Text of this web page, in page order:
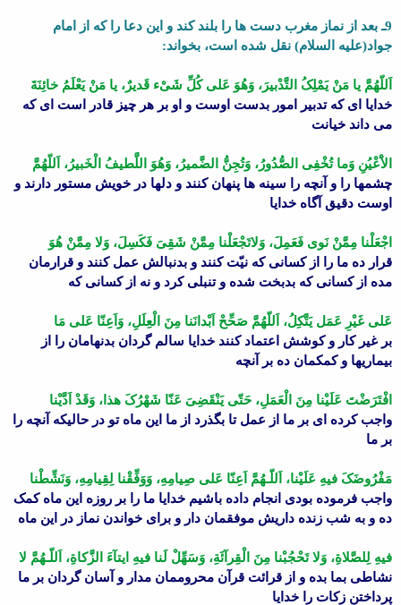
9ـ بعد از نماز مغرب دست ها را بلند کند و این دعا را که از امام
جواد(علیه السلام) نقل شده است، بخواند:
اَللّهُمَّ یا مَنْ یَمْلِکُ التَّدْبیرَ، وَهُوَ عَلى کُلِّ شَىْء قَدیرٌ، یا مَنْ یَعْلَمُ خائِنَةَ
خدایا اى که تدبیر امور بدست اوست و او بر هر چیز قادر است اى که
مى داند خیانت
الاَْعْیُنِ وَما تُخْفِى الصُّدُورُ، وَتُجِنُّ الضَّمیرُ، وَهُوَ اللَّطیفُ الْخَبیرُ، اَللّهُمَّ
چشمها را و آنچه را سینه ها پنهان کنند و دلها در خویش مستور دارند و
اوست دقیق آگاه خدایا
اجْعَلْنا مِمَّنْ نَوى فَعَمِلَ، وَلاتَجْعَلْنا مِمَّنْ شَقِىَ فَکَسِلَ، وَلا مِمَّنْ هُوَ
قرار ده ما را از کسانى که نیّت کنند و بدنبالش عمل کنند و قرارمان
مده از کسانى که بدبخت شده و تنبلى کرد و نه از کسانى که
عَلى غَیْرِ عَمَل یَتَّکِلُ، اَللّهُمَّ صَحِّحْ اَبْدانَنا مِنَ الْعِلَلِ، وَاَعِنّا عَلى مَا
بر غیر کار و کوشش اعتماد کنند خدایا سالم گردان بدنهامان را از
بیماریها و کمکمان ده بر آنچه
افْتَرَضْتَ عَلَیْنا مِنَ الْعَمَلِ، حَتّى یَنْقَضِىَ عَنّا شَهْرُکَ هذا، وَقَدْ اَدَّیْنا
واجب کرده اى بر ما از عمل تا بگذرد از ما این ماه تو در حالیکه آنچه را
بر ما
مَفْرُوضَکَ فیهِ عَلَیْنا، اَللّـهُمَّ اَعِنّا عَلى صِیامِهِ، وَوَفِّقْنا لِقِیامِهِ، وَنَشِّطْنا
واجب فرموده بودى انجام داده باشیم خدایا ما را بر روزه این ماه کمک
ده و به شب زنده داریش موفقمان دار و براى خواندن نماز در این ماه
فیهِ لِلصَّلاةِ، وَلا تَحْجُبْنا مِنَ الْقِرآئَةِ، وَسَهِّلْ لَنا فیهِ ایتآءَ الزَّکاةِ، اَللّـهُمَّ لا
نشاطى بما بده و از قرائت قرآن محروممان مدار و آسان گردان بر ما
پرداختن زکات را خدایا